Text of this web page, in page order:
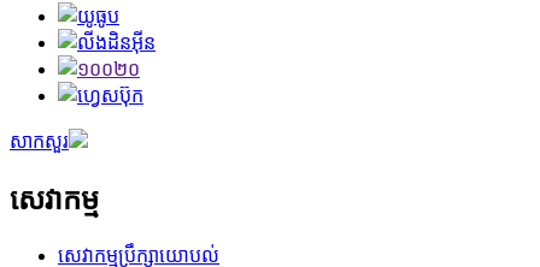
សាកសួរ
សេវាកម្ម
សេវាកម្មប្រឹក្សាយោបល់